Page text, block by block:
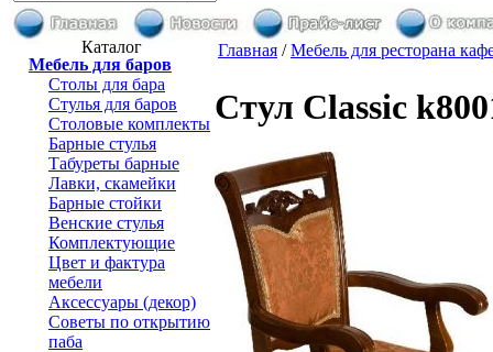
Каталог
Мебель для баров
Столы для бара
Стулья для баров
Столовые комплекты
Барные стулья
Табуреты барные
Лавки, скамейки
Барные стойки
Венские стулья
Комплектующие
Цвет и фактура
мебели
Аксессуары (декор)
Советы по открытию
паба
Главная /Мебель для ресторана
Стул Classic